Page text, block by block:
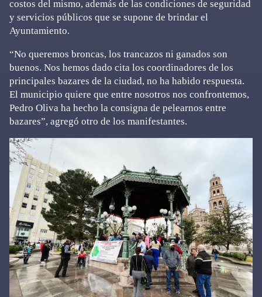
costos del mismo, además de las condiciones de seguridad
y servicios públicos que se supone de brindar el
Ayuntamiento.
“No queremos broncas, los trancazos ni ganados son
buenos. Nos hemos dado cita los coordinadores de los
principales bazares de la ciudad, no ha habido respuesta.
El municipio quiere que entre nosotros nos confrontemos,
Pedro Oliva ha hecho la consigna de pelearnos entre
bazares”, agregó otro de los manifestantes.